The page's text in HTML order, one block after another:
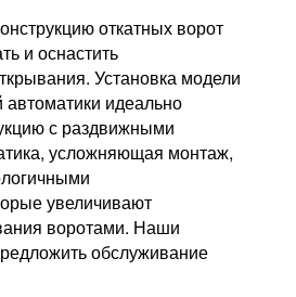
откатных ворот
и оснастить
Установка модели
идеально
с раздвижными
усложняющая монтаж,
увеличивают
воротами. Наши
обслуживание